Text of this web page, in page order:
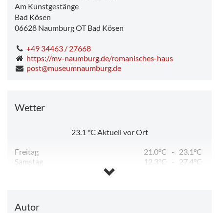
Am Kunstgestänge
Bad Kösen
06628 Naumburg OT Bad Kösen
+49 34463 / 27668
https://mv-naumburg.de/romanisches-haus
post@museumnaumburg.de
Wetter
23.1 °C Aktuell vor Ort
Freitag 21.0°C - 23.1°C
Samstag
12.3°C -
27.4°C
Autor